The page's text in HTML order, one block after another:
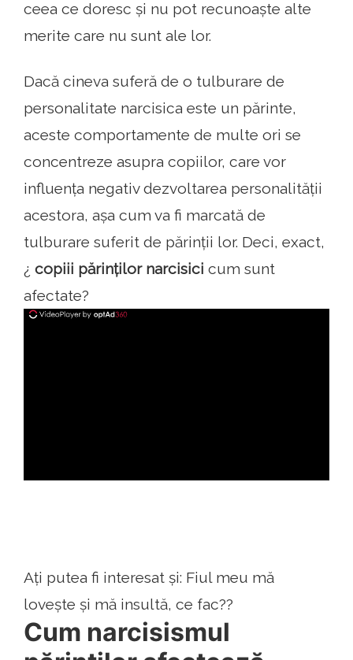
ceea ce doresc și nu pot recunoaște alte
merite care nu sunt ale lor.
Dacă cineva suferă de o tulburare de
personalitate narcisica este un părinte,
aceste comportamente de multe ori se
concentreze asupra copiilor, care vor
influența negativ dezvoltarea personalității
acestora, așa cum va fi marcată de
tulburare suferit de părinții lor. Deci, exact,
¿ copiii părinților narcisici cum sunt
afectate?
Ați putea fi interesat și: Fiul meu mă
lovește și mă insultă, ce fac??
Cum narcisismul